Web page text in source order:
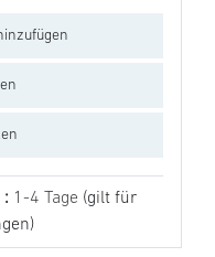
: 1-4 Tage (gilt für